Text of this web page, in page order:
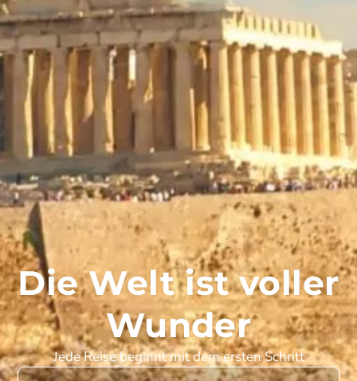
Die Welt ist voller
Wunder
Jede Reise beginnt mit dem ersten Schritt